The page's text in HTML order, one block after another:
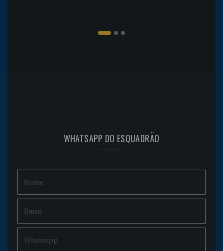
WHATSAPP DO ESQUADRÃO